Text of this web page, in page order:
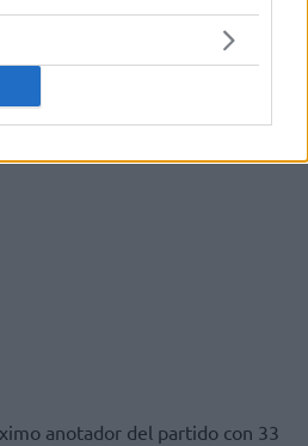
anotador del partido con 33